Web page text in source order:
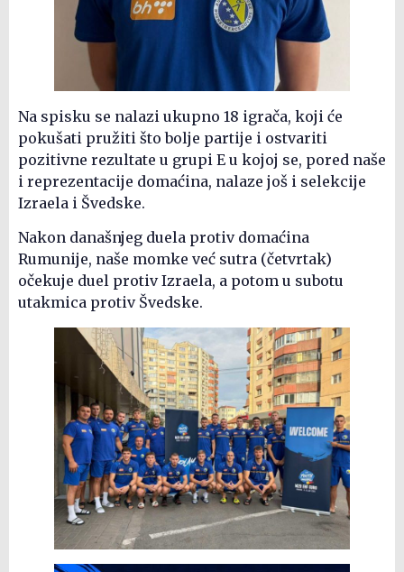
Na spisku se nalazi ukupno 18 igrača, koji će
pokušati pružiti što bolje partije i ostvariti
pozitivne rezultate u grupi E u kojoj se, pored naše
i reprezentacije domaćina, nalaze još i selekcije
Izraela i Švedske.
Nakon današnjeg duela protiv domaćina
Rumunije, naše momke već sutra (četvrtak)
očekuje duel protiv Izraela, a potom u subotu
utakmica protiv Švedske.